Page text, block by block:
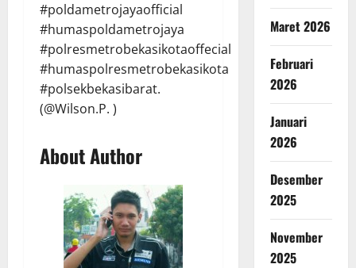
#poldametrojayaofficial
#humaspoldametrojaya
#polresmetrobekasikotaoffecial
#humaspolresmetrobekasikota
#polsekbekasibarat.
(@Wilson.P. )
About Author
Maret 2026
Februari
2026
Januari
2026
Desember
2025
November
2025